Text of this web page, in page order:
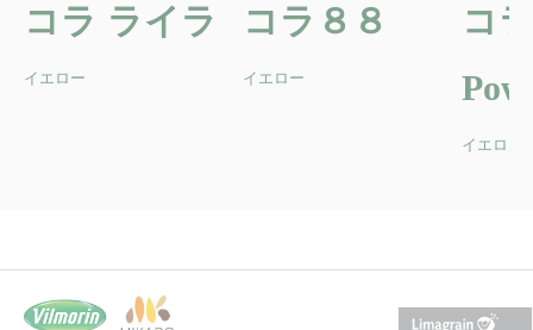
コラ ライラ
イエロー
コラ８８
イエロー
コ
イエロー